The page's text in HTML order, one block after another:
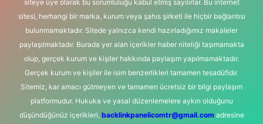
siteye üye olarak bu sorumluluğu kabul etmiş sayılırlar. Bu internet
sitesi, herhangi bir marka, kurum veya şahıs şirketi ile hiçbir bağlantısı
bulunmamaktadır. Sitede yalnızca kendi hazırladığımız makaleler
paylaşılmaktadır. Burada yer alan içerikler haber niteliği taşımamakta
olup, gerçek kurum ve kişiler hakkında paylaşım yapılmamaktadır.
Gerçek kurum ve kişiler ile isim benzerlikleri tamamen tesadüfidir.
Sitemiz, kar amacı gütmeyen ve tamamen ücretsiz bir bilgi paylaşım
platformudur. Hukuka ve yasal düzenlemelere aykırı olduğunu
düşündüğünüz içerikleri, backlinkpanelicomtr@gmail.comadresine